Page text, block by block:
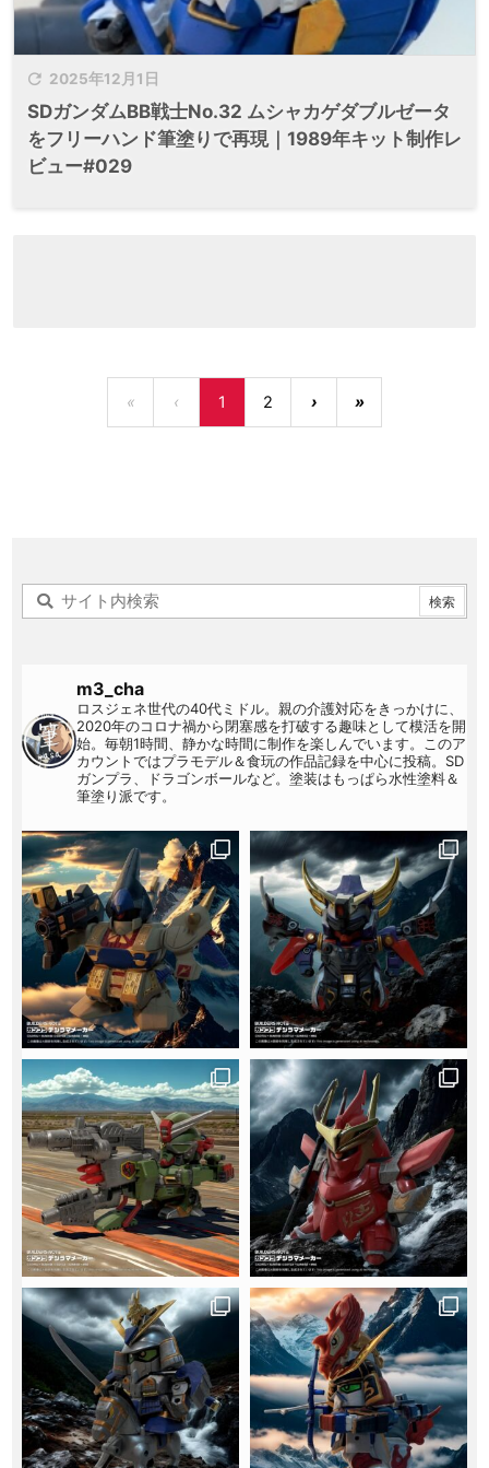
 2025年12月1日
SDガンダムBB戦士No.32 ムシャカゲダブルゼータ
をフリーハンド筆塗りで再現｜1989年キット制作レ
ビュー#029
« ‹ 1 2 › »
m3_cha
ロスジェネ世代の40代ミドル。親の介護対応をきっかけに、
2020年のコロナ禍から閉塞感を打破する趣味として模活を開
始。毎朝1時間、静かな時間に制作を楽しんでいます。このア
カウントではプラモデル＆食玩の作品記録を中心に投稿。SD
ガンプラ、ドラゴンボールなど。塗装はもっぱら水性塗料＆
筆塗り派です。